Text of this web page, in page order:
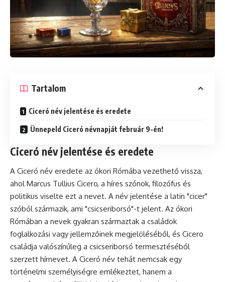
Tartalom
Ciceró név jelentése és eredete
Ünnepeld Ciceró névnapját február 9-én!
Ciceró név jelentése és eredete
A Ciceró név eredete az ókori Rómába vezethető vissza,
ahol Marcus Tullius Cicero, a híres szónok, filozófus és
politikus viselte ezt a nevet. A név jelentése a latin "cicer"
szóból származik, ami "csicseriborsó"-t jelent. Az ókori
Rómában a nevek gyakran származtak a családok
foglalkozási vagy jellemzőinek megjelöléséből, és Cicero
családja valószínűleg a csicseriborsó termesztéséből
szerzett hírnevet. A Ciceró név tehát nemcsak egy
történelmi személyiségre emlékeztet, hanem a